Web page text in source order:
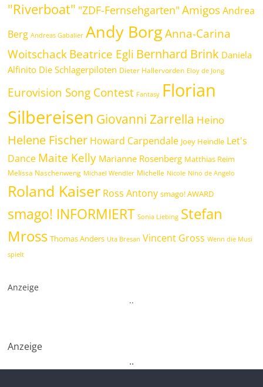
"Riverboat" "ZDF-Fernsehgarten" Amigos Andrea
Berg Andreas Gabalier Andy Borg Anna-Carina
WoitschackBeatrice Egli Bernhard Brink Daniela
Alfinito Die Schlagerpiloten Dieter Hallervorden Eloy de Jong
Eurovision Song Contest Fantasy Florian
Silbereisen Giovanni Zarrella Heino
Helene Fischer Howard Carpendale Joey Heindle Let's
Dance Maite Kelly Marianne Rosenberg Matthias Reim
Melissa Naschenweng Michael Wendler Michelle Nicole Nino de Angelo
Roland Kaiser Ross Antony smago! AWARD
smago! INFORMIERT Sonia Liebing Stefan
Mross Thomas Anders Uta Bresan Vincent Gross Wenn die Musi
spielt
Anzeige
..
Anzeige
..